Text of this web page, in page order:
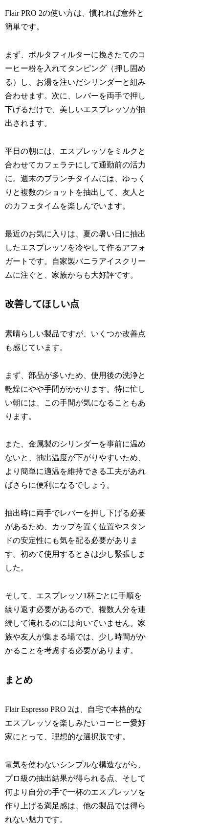
Flair PRO 2の使い方は、慣れれば意外と
簡単です。
まず、ポルタフィルターに挽きたてのコ
ーヒー粉を入れてタンピング（押し固め
る）し、お湯を注いだシリンダーと組み
合わせます。次に、レバーを両手で押し
下げるだけで、美しいエスプレッソが抽
出されます。
平日の朝には、エスプレッソをミルクと
合わせてカフェラテにして通勤前の活力
に。週末のブランチタイムには、ゆっく
りと複数のショットを抽出して、友人と
のカフェタイムを楽しんでいます。
最近のお気に入りは、夏の暑い日に抽出
したエスプレッソを冷やして作るアフォ
ガートです。自家製バニラアイスクリー
ムに注ぐと、家族からも大好評です。
改善してほしい点
素晴らしい製品ですが、いくつか改善点
も感じています。
まず、部品が多いため、使用後の洗浄と
乾燥にやや手間がかかります。特に忙し
い朝には、この手間が気になることもあ
ります。
また、金属製のシリンダーを事前に温め
ないと、抽出温度が下がりやすいため、
より簡単に適温を維持できる工夫があれ
ばさらに便利になるでしょう。
抽出時に両手でレバーを押し下げる必要
があるため、カップを置く位置やスタン
ドの安定性にも気を配る必要がありま
す。初めて使用するときは少し緊張しま
した。
そして、エスプレッソ1杯ごとに手順を
繰り返す必要があるので、複数人分を連
続して淹れるのには向いていません。家
族や友人が集まる場では、少し時間がか
かることを考慮する必要があります。
まとめ
Flair Espresso PRO 2は、自宅で本格的な
エスプレッソを楽しみたいコーヒー愛好
家にとって、理想的な選択肢です。
電気を使わないシンプルな構造ながら、
プロ級の抽出結果が得られる点、そして
何より自分の手で一杯のエスプレッソを
作り上げる満足感は、他の製品では得ら
れない魅力です。